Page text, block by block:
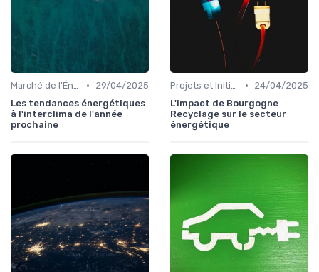
Marché de l'Énergie et Tendances •
29/04/2025
Les tendances énergétiques
à l'interclima de l'année
prochaine
Projets et Initiatives Locales •
24/04/2025
L'impact de Bourgogne
Recyclage sur le secteur
énergétique